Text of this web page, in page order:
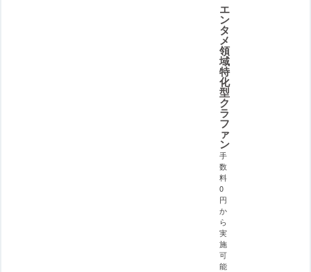
エ
ン
タ
メ
領
域
特
化
型
ク
ラ
フ
ァ
ン
手
数
料
0
円
か
ら
実
施
可
能